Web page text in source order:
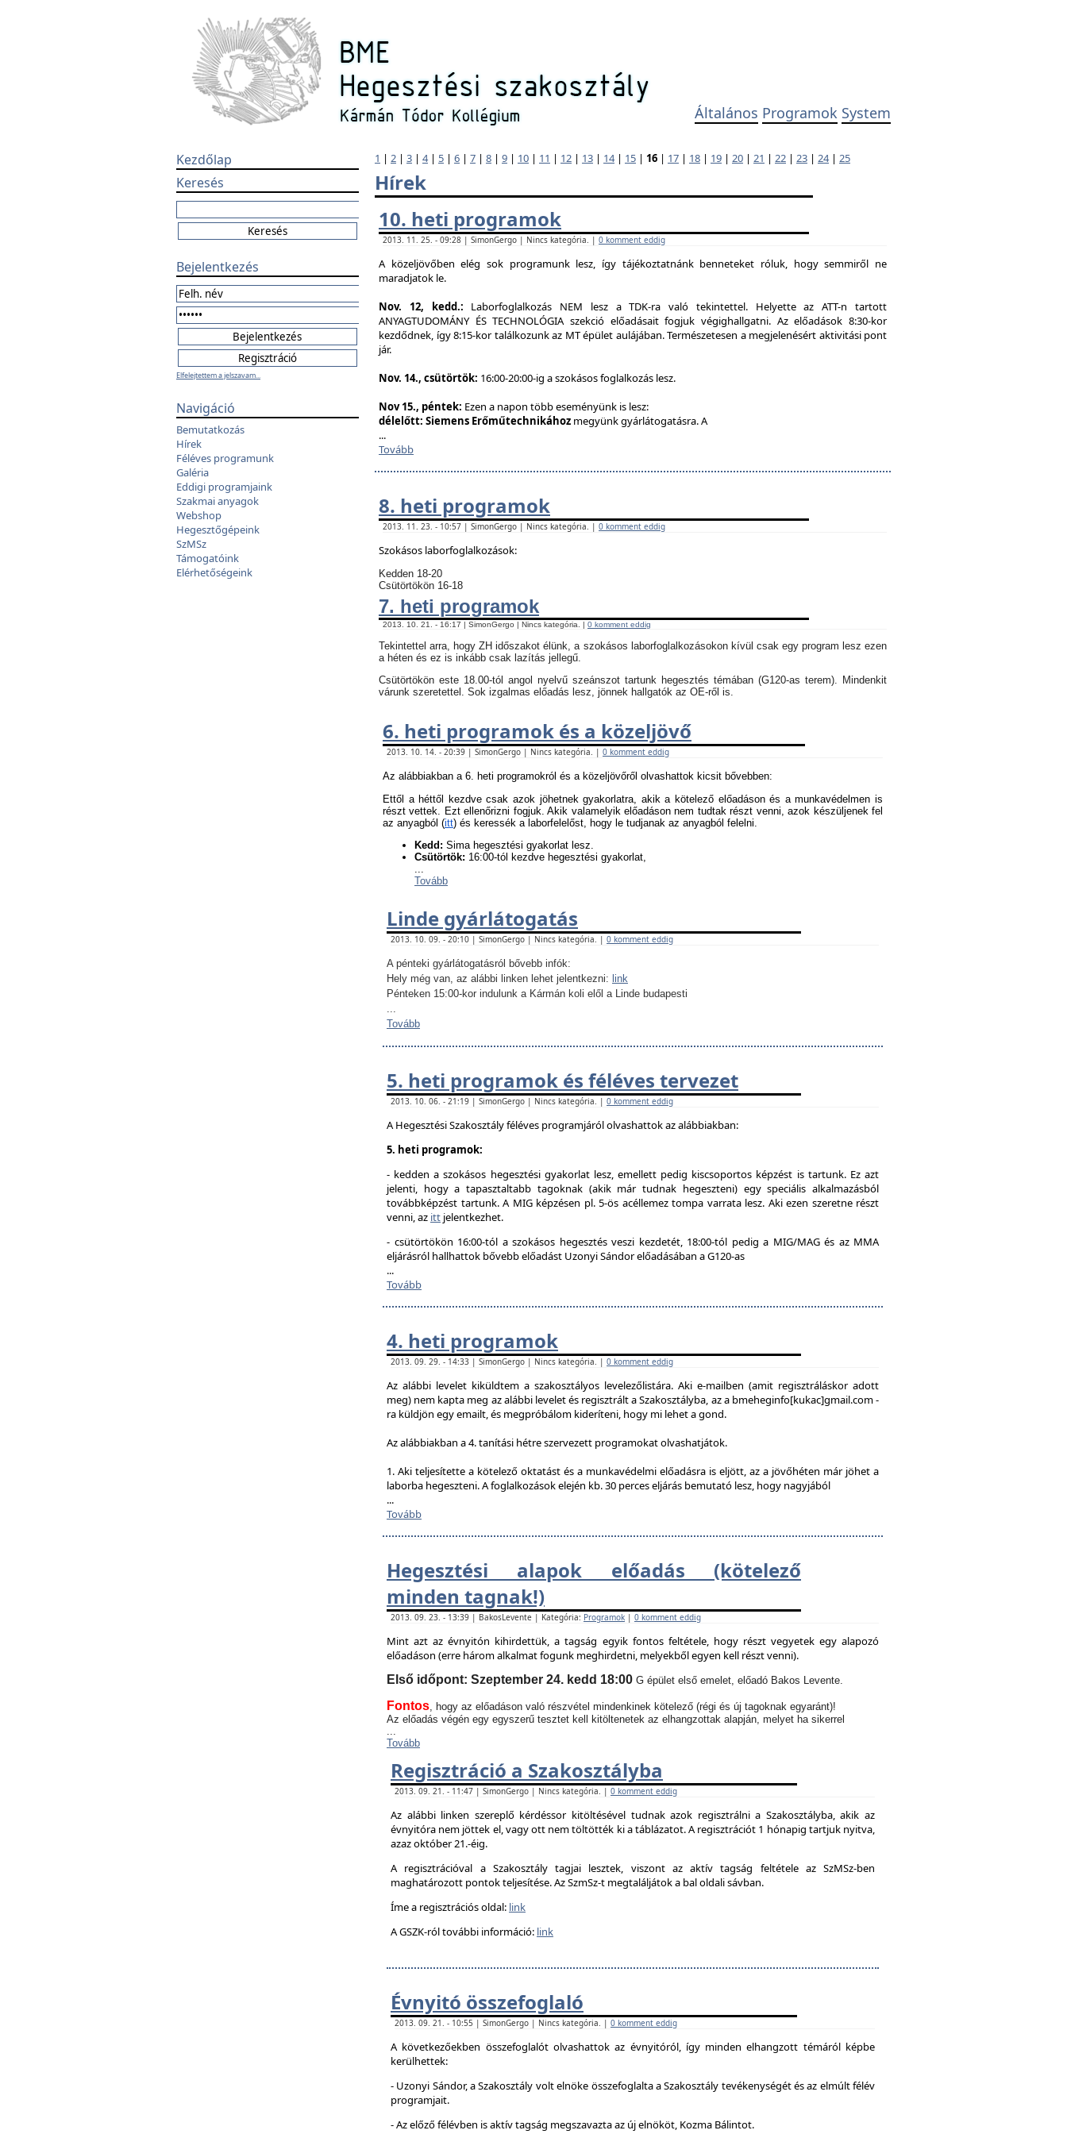
Általános Programok System
Kezdőlap
Keresés
Bejelentkezés
Elfelejtettem a jelszavam...
Navigáció
Bemutatkozás
Hírek
Féléves programunk
Galéria
Eddigi programjaink
Szakmai anyagok
Webshop
Hegesztőgépeink
SzMSz
Támogatóink
Elérhetőségeink
1 | 2 | 3 | 4| 5 | 6 | 7 | 8 | 9 | 10 | 11 | 12 | 13 | 14| 15 | 16 | 17 | 18 | 19 | 20 | 21 | 22 | 23 | 24| 25
Hírek
10. heti programok
2013. 11. 25. - 09:28 | SimonGergo | Nincs kategória. | 0 komment eddig
A közeljövőben elég sok programunk lesz, így tájékoztatnánk benneteket róluk, hogy semmiről ne
maradjatok le.
Nov. 12, kedd.: Laborfoglalkozás NEM lesz a TDK-ra való tekintettel. Helyette az ATT-n tartott
ANYAGTUDOMÁNY ÉS TECHNOLÓGIA szekció előadásait fogjuk végighallgatni. Az előadások 8:30-kor
kezdődnek, így 8:15-kor találkozunk az MT épület aulájában. Természetesen a megjelenésért aktivitási pont
jár.
Nov. 14., csütörtök: 16:00-20:00-ig a szokásos foglalkozás lesz.
Nov 15., péntek: Ezen a napon több eseményünk is lesz:
délelőtt: Siemens Erőműtechnikához megyünk gyárlátogatásra. A
...
Tovább
8. heti programok
2013. 11. 23. - 10:57 | SimonGergo | Nincs kategória. | 0 komment eddig
Szokásos laborfoglalkozások:
Kedden 18-20
Csütörtökön 16-18
7. heti programok
2013. 10. 21. - 16:17 | SimonGergo | Nincs kategória. | 0 komment eddig
Tekintettel arra, hogy ZH időszakot élünk, a szokásos laborfoglalkozásokon kívül csak egy program lesz ezen
a héten és ez is inkább csak lazítás jellegű.
Csütörtökön este 18.00-tól angol nyelvű szeánszot tartunk hegesztés témában (G120-as terem). Mindenkit
várunk szeretettel. Sok izgalmas előadás lesz, jönnek hallgatók az OE-ről is.
6. heti programok és a közeljövő
2013. 10. 14. - 20:39 | SimonGergo | Nincs kategória. | 0 komment eddig
Az alábbiakban a 6. heti programokról és a közeljövőről olvashattok kicsit bővebben:
Ettől a héttől kezdve csak azok jöhetnek gyakorlatra, akik a kötelező előadáson és a munkavédelmen is
részt vettek. Ezt ellenőrizni fogjuk. Akik valamelyik előadáson nem tudtak részt venni, azok készüljenek fel
az anyagból (itt) és keressék a laborfelelőst, hogy le tudjanak az anyagból felelni.
Kedd: Sima hegesztési gyakorlat lesz.
Csütörtök: 16:00-tól kezdve hegesztési gyakorlat,
...
Tovább
Linde gyárlátogatás
2013. 10. 09. - 20:10 | SimonGergo | Nincs kategória. | 0 komment eddig
A pénteki gyárlátogatásról bővebb infók:
Hely még van, az alábbi linken lehet jelentkezni: link
Pénteken 15:00-kor indulunk a Kármán koli elől a Linde budapesti
...
Tovább
5. heti programok és féléves tervezet
2013. 10. 06. - 21:19 | SimonGergo | Nincs kategória. | 0 komment eddig
A Hegesztési Szakosztály féléves programjáról olvashattok az alábbiakban:
5. heti programok:
- kedden a szokásos hegesztési gyakorlat lesz, emellett pedig kiscsoportos képzést is tartunk. Ez azt
jelenti, hogy a tapasztaltabb tagoknak (akik már tudnak hegeszteni) egy speciális alkalmazásból
továbbképzést tartunk. A MIG képzésen pl. 5-ös acéllemez tompa varrata lesz. Aki ezen szeretne részt
venni, az itt jelentkezhet.
- csütörtökön 16:00-tól a szokásos hegesztés veszi kezdetét, 18:00-tól pedig a MIG/MAG és az MMA
eljárásról hallhattok bővebb előadást Uzonyi Sándor előadásában a G120-as
...
Tovább
4. heti programok
2013. 09. 29. - 14:33 | SimonGergo | Nincs kategória. | 0 komment eddig
Az alábbi levelet kiküldtem a szakosztályos levelezőlistára. Aki e-mailben (amit regisztráláskor adott
meg) nem kapta meg az alábbi levelet és regisztrált a Szakosztályba, az a bmeheginfo[kukac]gmail.com -
ra küldjön egy emailt, és megpróbálom kideríteni, hogy mi lehet a gond.
Az alábbiakban a 4. tanítási hétre szervezett programokat olvashatjátok.
1. Aki teljesítette a kötelező oktatást és a munkavédelmi előadásra is eljött, az a jövőhéten már jöhet a
laborba hegeszteni. A foglalkozások elején kb. 30 perces eljárás bemutató lesz, hogy nagyjából
...
Tovább
Hegesztési alapok előadás (kötelező
minden tagnak!)
2013. 09. 23. - 13:39 | BakosLevente | Kategória: Programok | 0 komment eddig
Mint azt az évnyitón kihirdettük, a tagság egyik fontos feltétele, hogy részt vegyetek egy alapozó
előadáson (erre három alkalmat fogunk meghirdetni, melyekből egyen kell részt venni).
Első időpont: Szeptember 24. kedd 18:00 G épület első emelet, előadó Bakos Levente.
Fontos, hogy az előadáson való részvétel mindenkinek kötelező (régi és új tagoknak egyaránt)!
Az előadás végén egy egyszerű tesztet kell kitöltenetek az elhangzottak alapján, melyet ha sikerrel
...
Tovább
Regisztráció a Szakosztályba
2013. 09. 21. - 11:47 | SimonGergo | Nincs kategória. | 0 komment eddig
Az alábbi linken szereplő kérdéssor kitöltésével tudnak azok regisztrálni a Szakosztályba, akik az
évnyitóra nem jöttek el, vagy ott nem töltötték ki a táblázatot. A regisztrációt 1 hónapig tartjuk nyitva,
azaz október 21.-éig.
A regisztrációval a Szakosztály tagjai lesztek, viszont az aktív tagság feltétele az SzMSz-ben
maghatározott pontok teljesítése. Az SzmSz-t megtaláljátok a bal oldali sávban.
Íme a regisztrációs oldal: link
A GSZK-ról további információ: link
Évnyitó összefoglaló
2013. 09. 21. - 10:55 | SimonGergo | Nincs kategória. | 0 komment eddig
A következőekben összefoglalót olvashattok az évnyitóról, így minden elhangzott témáról képbe
kerülhettek:
- Uzonyi Sándor, a Szakosztály volt elnöke összefoglalta a Szakosztály tevékenységét és az elmúlt félév
programjait.
- Az előző félévben is aktív tagság megszavazta az új elnököt, Kozma Bálintot.